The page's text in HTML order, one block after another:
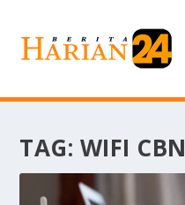
TAG: WIFI CBN